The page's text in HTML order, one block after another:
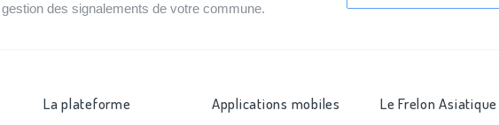
des signalements de votre commune.
La plateforme Applications mobiles Le Frelon Asiatique